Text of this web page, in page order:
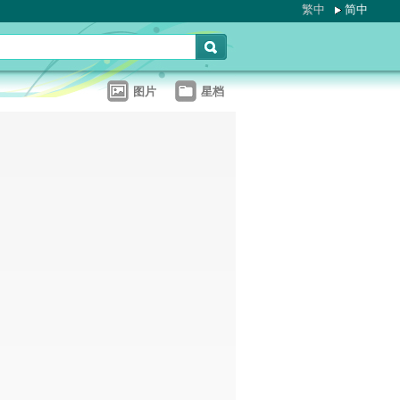
繁中 简中
图片 星档